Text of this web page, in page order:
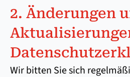
2. Änderungen
Wir bitten Sie sich